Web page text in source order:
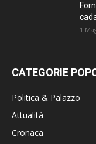
1
CATEGORIE
Politica & Palazzo
Attualità
Cronaca